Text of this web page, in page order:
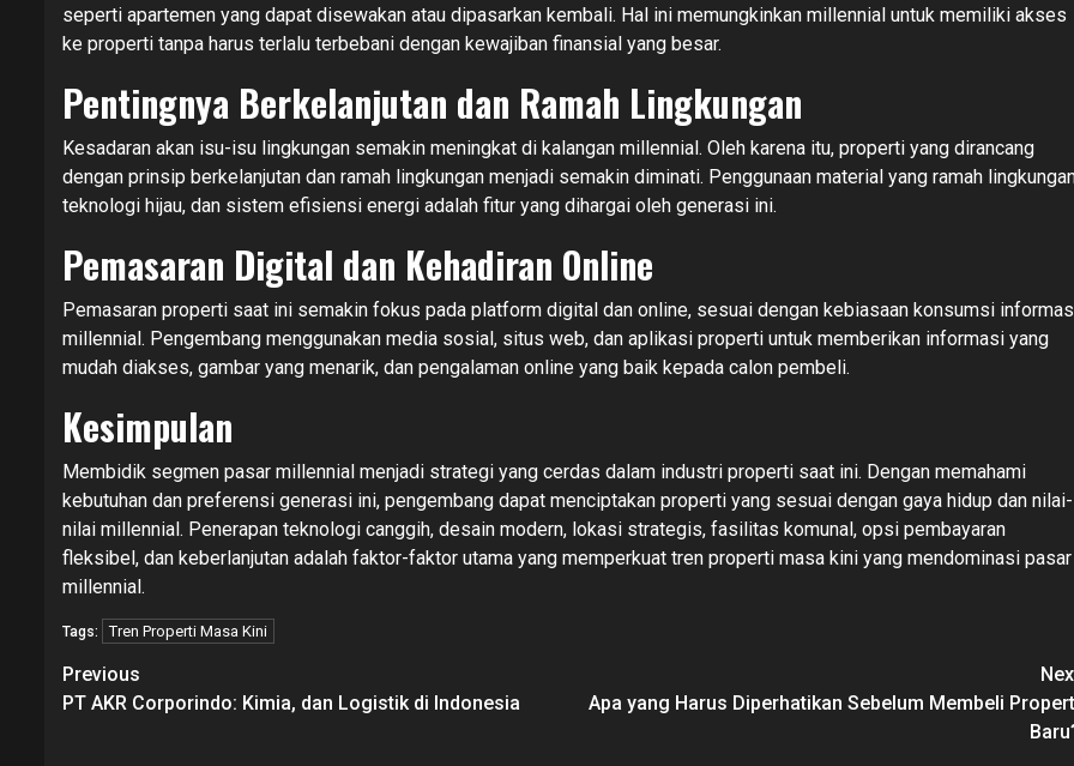
seperti apartemen yang dapat disewakan atau dipasarkan kembali. Hal ini memungkinkan millennial untuk memiliki akses
ke properti tanpa harus terlalu terbebani dengan kewajiban finansial yang besar.
Pentingnya Berkelanjutan dan Ramah Lingkungan
Kesadaran akan isu-isu lingkungan semakin meningkat di kalangan millennial. Oleh karena itu, properti yang dirancang
dengan prinsip berkelanjutan dan ramah lingkungan menjadi semakin diminati. Penggunaan material yang ramah
teknologi hijau, dan sistem efisiensi energi adalah fitur yang dihargai oleh generasi ini.
Pemasaran Digital dan Kehadiran Online
Pemasaran properti saat ini semakin fokus pada platform digital dan online, sesuai dengan kebiasaan konsumsi
millennial. Pengembang menggunakan media sosial, situs web, dan aplikasi properti untuk memberikan informasi yang
mudah diakses, gambar yang menarik, dan pengalaman online yang baik kepada calon pembeli.
Kesimpulan
Membidik segmen pasar millennial menjadi strategi yang cerdas dalam industri properti saat ini. Dengan memahami
kebutuhan dan preferensi generasi ini, pengembang dapat menciptakan properti yang sesuai dengan gaya hidup dan nilai-
nilai millennial. Penerapan teknologi canggih, desain modern, lokasi strategis, fasilitas komunal, opsi pembayaran
fleksibel, dan keberlanjutan adalah faktor-faktor utama yang memperkuat tren properti masa kini yang mendominasi pasar
millennial.
Tags: Tren Properti Masa Kini
Continue
Reading
Previous
PT AKR Corporindo: Kimia, dan Logistik di Indonesia
Apa yang Harus Diperhatikan Sebelum Membeli